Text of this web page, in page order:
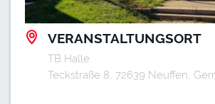
VERANSTALTUNGSORT
TB Halle
Teckstraße 8, 72639 Neuffen,